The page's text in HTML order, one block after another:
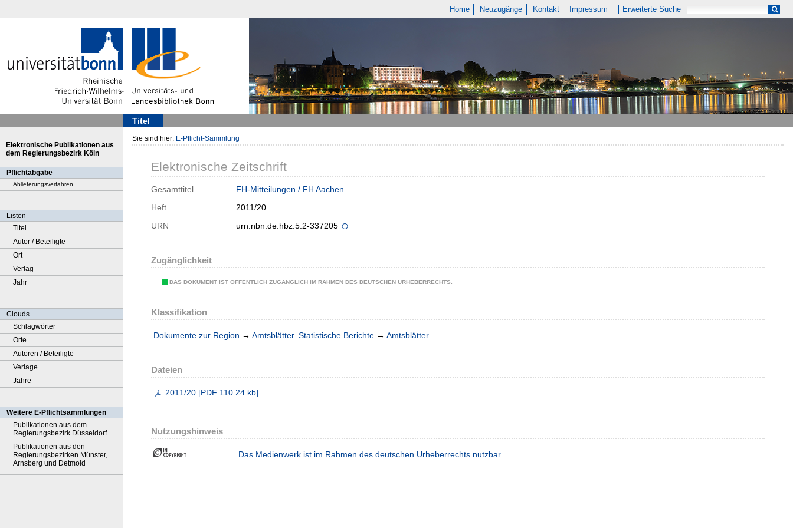
Home Neuzugänge Kontakt Impressum Erweiterte Suche
Titel
Elektronische Publikationen aus
dem Regierungsbezirk Köln
Pflichtabgabe
Ablieferungsverfahren
Listen
Titel
Autor / Beteiligte
Ort
Verlag
Jahr
Clouds
Schlagwörter
Orte
Autoren / Beteiligte
Verlage
Jahre
Weitere E-Pflichtsammlungen
Publikationen aus dem
Regierungsbezirk Düsseldorf
Publikationen aus den
Regierungsbezirken Münster,
Arnsberg und Detmold
Sie sind hier: E-Pflicht-Sammlung
Elektronische Zeitschrift
Gesamttitel
FH-Mitteilungen / FH Aachen
Heft
2011/20
URN
urn:nbn:de:hbz:5:2-337205
Zugänglichkeit
DAS DOKUMENT IST ÖFFENTLICH ZUGÄNGLICH IM RAHMEN DES DEUTSCHEN URHEBERRECHTS.
Klassifikation
Dokumente zur Region → Amtsblätter. Statistische Berichte → Amtsblätter
Dateien
2011/20 [PDF 110.24 kb]
Nutzungshinweis
Das Medienwerk ist im Rahmen des deutschen Urheberrechts nutzbar.